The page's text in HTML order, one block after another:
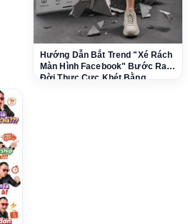
Hướng Dẫn Bắt Trend "Xé Rách
Màn Hình Facebook" Bước Ra
Đời Thực Cực Khét Bằng